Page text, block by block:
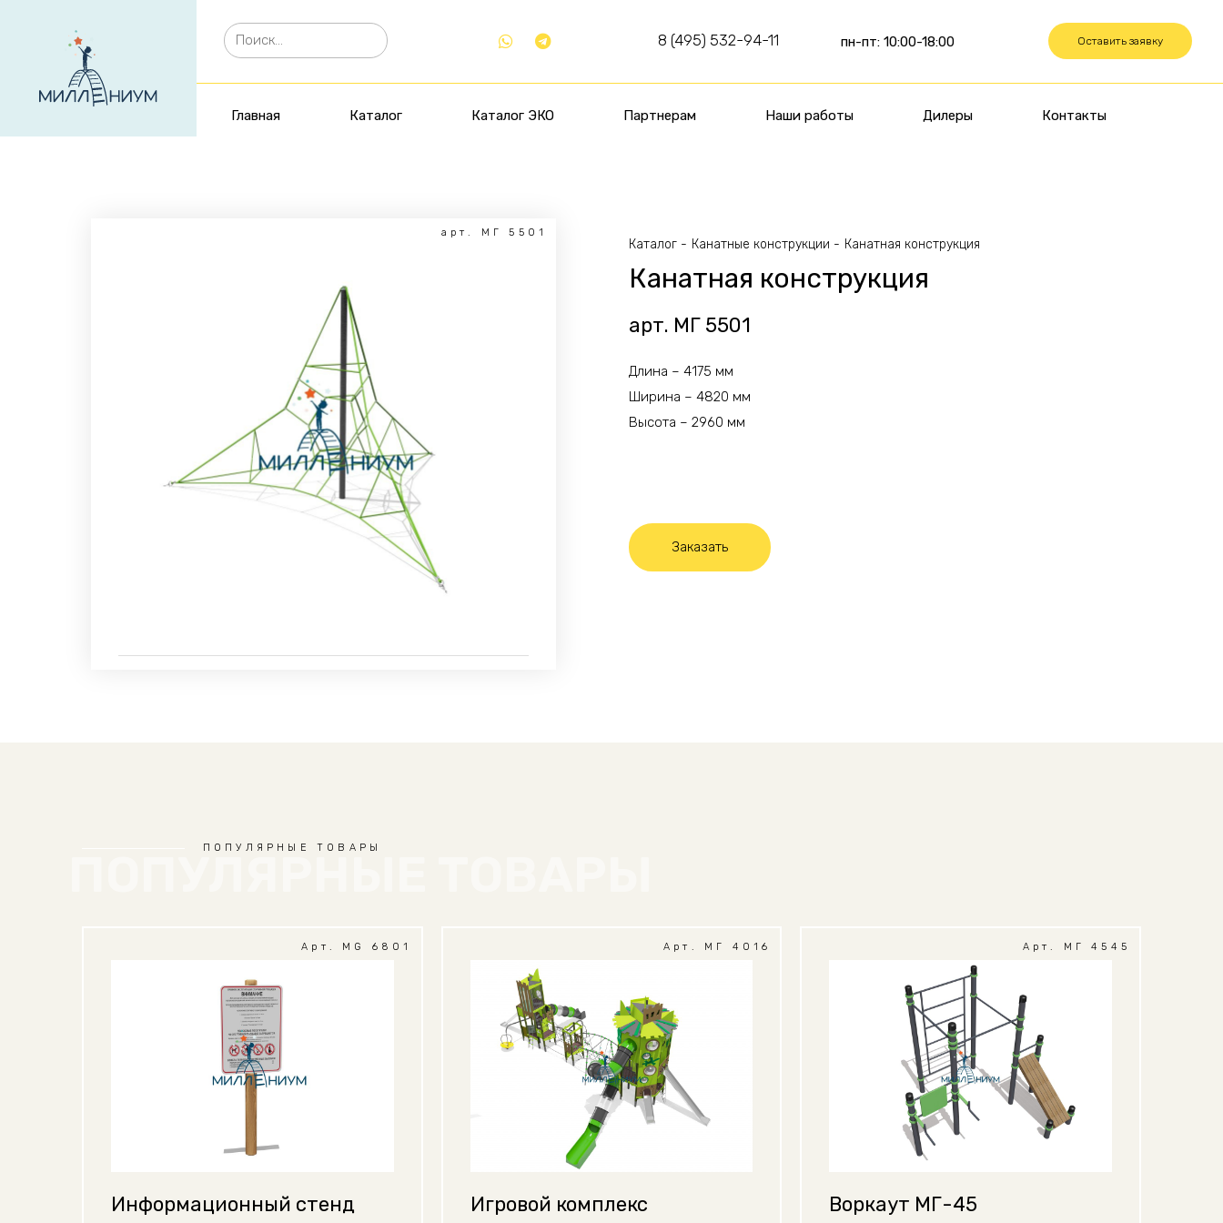
8 (495) 532-94-11 пн-пт: 10:00-18:00 Оставить заявку
Главная Каталог Каталог ЭКО Партнерам Наши работы Дилеры Контакты
арт. МГ 5501
Каталог Канатные конструкции Канатная конструкция
Канатная конструкция
арт. МГ 5501
Длина – 4175 мм
Ширина – 4820 мм
Высота – 2960 мм
Заказать
ПОПУЛЯРНЫЕ ТОВАРЫ
Арт. MG 6801
Информационный стенд
Арт. МГ 4016
Игровой комплекс
Арт. МГ 4545
Воркаут МГ-45